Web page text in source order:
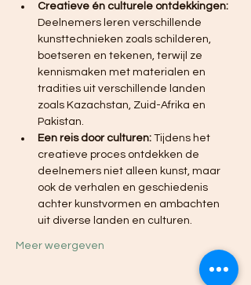
Creatieve én culturele ontdekkingen:
Deelnemers leren verschillende
kunsttechnieken zoals schilderen,
boetseren en tekenen, terwijl ze
kennismaken met materialen en
tradities uit verschillende landen
zoals Kazachstan, Zuid-Afrika en
Pakistan.
Een reis door culturen: Tijdens het
creatieve proces ontdekken de
deelnemers niet alleen kunst, maar
ook de verhalen en geschiedenis
achter kunstvormen en ambachten
uit diverse landen en culturen.
Meer weergeven